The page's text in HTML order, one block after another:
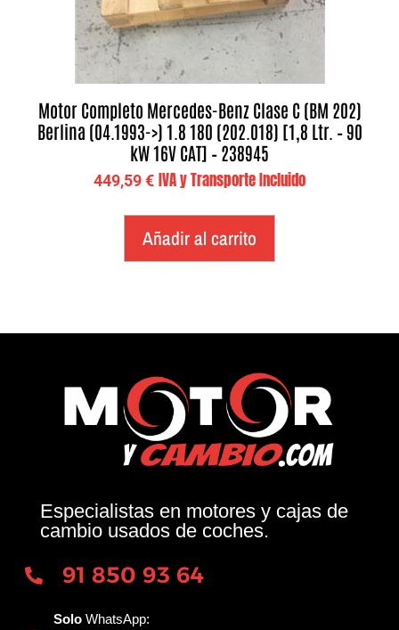
Motor Completo Mercedes-Benz Clase C (BM 202)
Berlina (04.1993->) 1.8 180 (202.018) [1,8 Ltr. – 90
kW 16V CAT] – 238945
449,59€ IVA y Transporte Incluido
Añadir al carrito
Especialistas en motores y cajas de
cambio usados de coches.
91 850 93 64
Solo WhatsApp: